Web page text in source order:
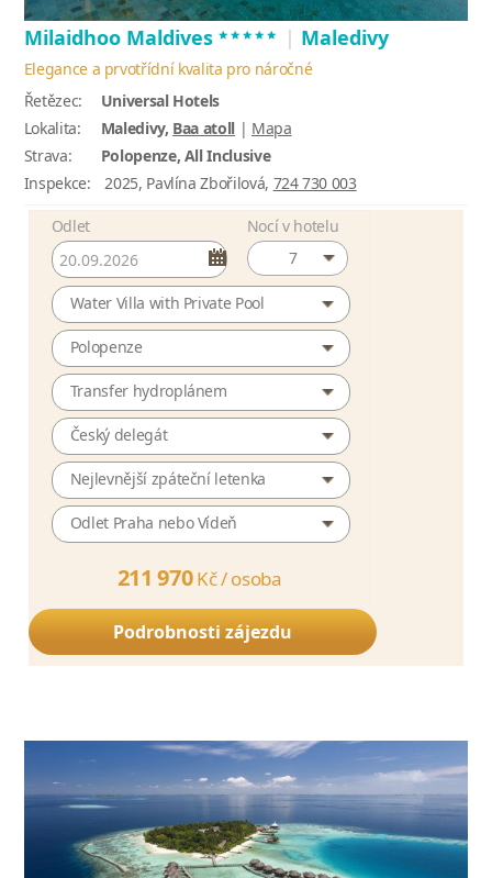
Milaidhoo Maldives ***** | Maledivy
Elegance a prvotřídní kvalita pro náročné
Řetězec:
Universal Hotels
Lokalita:
Maledivy, Baa atoll | Mapa
Strava:
Polopenze, All Inclusive
Inspekce:
2025, Pavlína Zbořilová, 724 730 003
Odlet
Nocí v hotelu
7
Water Villa with Private Pool
Polopenze
Transfer hydroplánem
Český delegát
Nejlevnější zpáteční letenka
Odlet Praha nebo Vídeň
211 970 Kč /osoba
Podrobnosti zájezdu